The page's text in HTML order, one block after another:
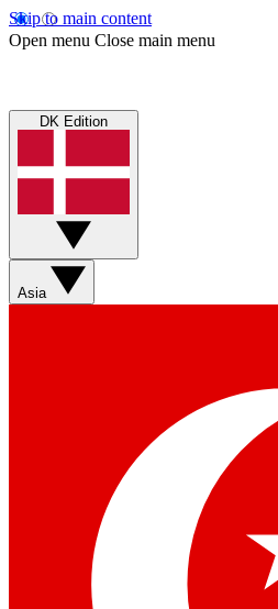
Skip to main content
Open menu Close main menu
DK Edition
Asia